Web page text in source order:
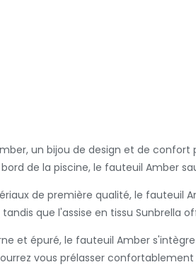
un bijou de design et de
de la piscine, le fauteuil Amber
de première qualité, le fauteuil
que l'assise en tissu Sunbrella
et épuré, le fauteuil Amber
vous prélasser